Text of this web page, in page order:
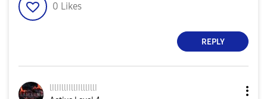
0 Likes
REPLY
lIlIIllIIllIIlllIllI